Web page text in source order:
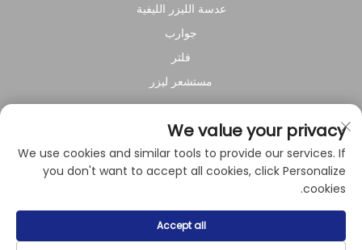
عدسة الليزر الليفية
جوارب
فلتر
مستشعر ليزر
عن الشركة
سياسة الخصوصية
حقوق النشر © 2024 بواسطة شركة شنغهاي راي سوار للمعدات
الكهروميكانيكية المحدودة.
We value your privacy
We use cookies and similar tools to provide our services. If
you don't want to accept all cookies, click Personalize
cookies.
Accept all